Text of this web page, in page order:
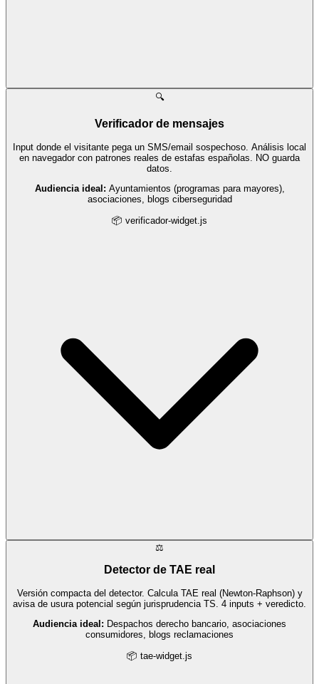
🔍
Verificador de mensajes
Input donde el visitante pega un SMS/email sospechoso. Análisis local
en navegador con patrones reales de estafas españolas. NO guarda
datos.
Audiencia ideal: Ayuntamientos (programas para mayores),
asociaciones, blogs ciberseguridad
📦 verificador-widget.js
⚖️
Detector de TAE real
Versión compacta del detector. Calcula TAE real (Newton-Raphson) y
avisa de usura potencial según jurisprudencia TS. 4 inputs + veredicto.
Audiencia ideal: Despachos derecho bancario, asociaciones
consumidores, blogs reclamaciones
📦 tae-widget.js